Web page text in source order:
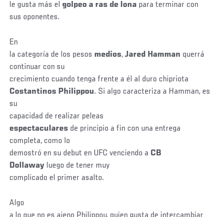
le gusta más elgolpeo a ras de lona para terminar con
sus oponentes.
En
la categoría de los pesos medios,Jared Hamman querrá
continuar con su
crecimiento cuando tenga frente a él al duro chipriota
Costantinos Philippou. Si algo caracteriza a Hamman, es
su
capacidad de realizar peleas
espectaculares de principio a fin con una entrega
completa, como lo
demostró en su debut en UFC venciendo a CB
Dollaway luego de tener muy
complicado el primer asalto.
Algo